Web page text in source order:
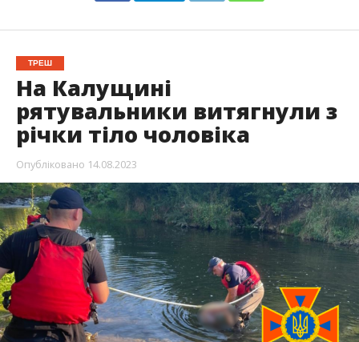
ТРЕШ
На Калущині
рятувальники витягнули з
річки тіло чоловіка
Опубліковано 14.08.2023